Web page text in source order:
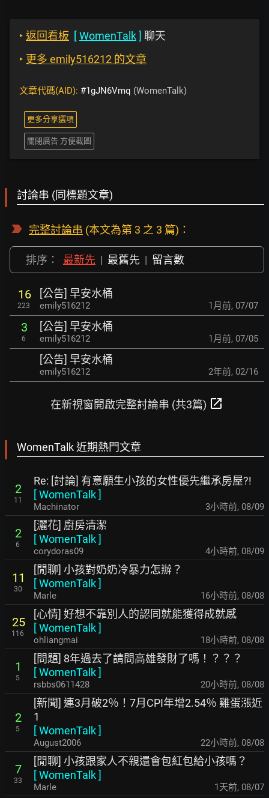
‣ 返回看板 [WomenTalk] 聊天
‣ 更多 emily516212 的文章
文章代碼(AID): #1gJN6Vmq (WomenTalk)
更多分享選項
關閉廣告 方便截圖
討論串 (同標題文章)
完整討論串 (本文為第 3 之 3 篇)：
排序： 最新先 | 最舊先 | 留言數
16
223
[公告] 早安水桶
emily516212 1月前, 07/07
3
6
[公告] 早安水桶
emily516212 1月前, 07/05
[公告] 早安水桶
emily516212 2年前, 02/16
在新視窗開啟完整討論串 (共3篇) open_in_new
WomenTalk 近期熱門文章
2
11
Re: [討論] 有意願生小孩的女性優先繼承房屋?!
[WomenTalk]
Machinator 3小時前, 08/09
2
6
[灑花] 廚房清潔
[WomenTalk]
corydoras09 4小時前, 08/09
11
30
[閒聊] 小孩對奶奶冷暴力怎辦？
[WomenTalk]
Marle 16小時前, 08/08
25
116
[心情] 好想不靠別人的認同就能獲得成就感
[WomenTalk]
ohliangmai 18小時前, 08/08
1
5
[問題] 8年過去了請問高雄發財了嗎！？？？
[WomenTalk]
rsbbs0611428 20小時前, 08/08
2
5
[新聞] 連3月破2％！7月CPI年增2.54％ 雞蛋漲近
1
[WomenTalk]
August2006 22小時前, 08/08
7
33
[閒聊] 小孩跟家人不親還會包紅包給小孩嗎？
[WomenTalk]
Marle 1天前, 08/07